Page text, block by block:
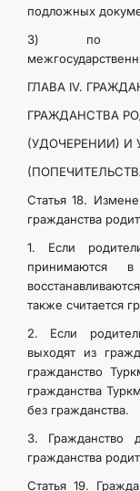
подложных
3) по
ГЛАВА IV.
ГРАЖДАНСТВА
(УДОЧЕРЕНИИ) И
Статья 18.
гражданства
1. Если
принимаются в
также считается
2. Если
выходят из
гражданство
гражданства
без гражданства.
3. Гражданство
гражданства
Статья 19.